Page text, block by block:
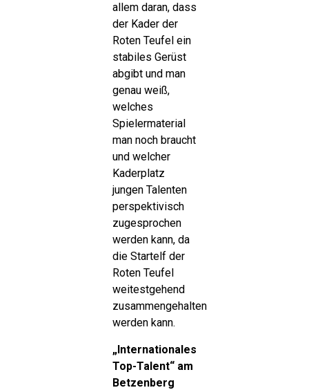
allem daran, dass
der Kader der
Roten Teufel ein
stabiles Gerüst
abgibt und man
genau weiß,
welches
Spielermaterial
man noch braucht
und welcher
Kaderplatz
jungen Talenten
perspektivisch
zugesprochen
werden kann, da
die Startelf der
Roten Teufel
weitestgehend
zusammengehalten
werden kann.
„Internationales
Top-Talent“ am
Betzenberg